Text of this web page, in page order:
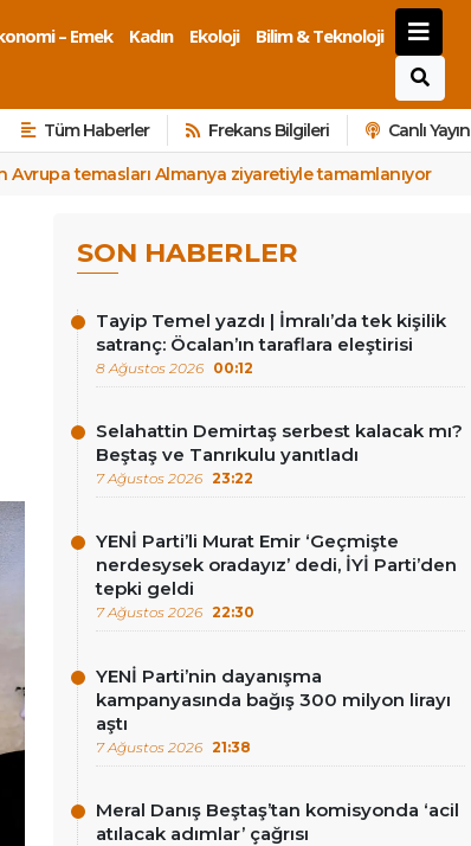
– Emek Kadın Ekoloji
Bilim & Teknoloji
Tüm Haberler Frekans Bilgileri Canlı Yayın
Avrupa temasları Almanya ziyaretiyle tamamlanıyor
SON HABERLER
Tayip Temel yazdı | İmralı’da tek kişilik
satranç: Öcalan’ın taraflara eleştirisi
8 Ağustos 2026 00:12
Selahattin Demirtaş serbest kalacak mı?
Beştaş ve Tanrıkulu yanıtladı
7 Ağustos 2026 23:22
YENİ Parti’li Murat Emir ‘Geçmişte
nerdesysek oradayız’ dedi, İYİ Parti’den
tepki geldi
7 Ağustos 2026 22:30
YENİ Parti’nin dayanışma
kampanyasında bağış 300 milyon lirayı
aştı
7 Ağustos 2026 21:38
Meral Danış Beştaş’tan komisyonda ‘acil
atılacak adımlar’ çağrısı